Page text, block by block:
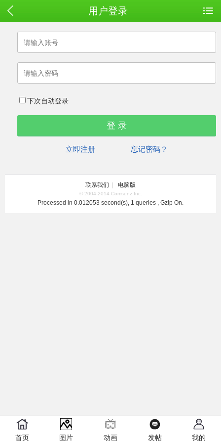
用户登录
下次自动登录
立即注册 忘记密码？
联系我们 电脑版
© 2004-2014 Comsenz Inc.
Processed in 0.012053 second(s), 1 queries , Gzip On.
首页 图片 动画 发帖 我的